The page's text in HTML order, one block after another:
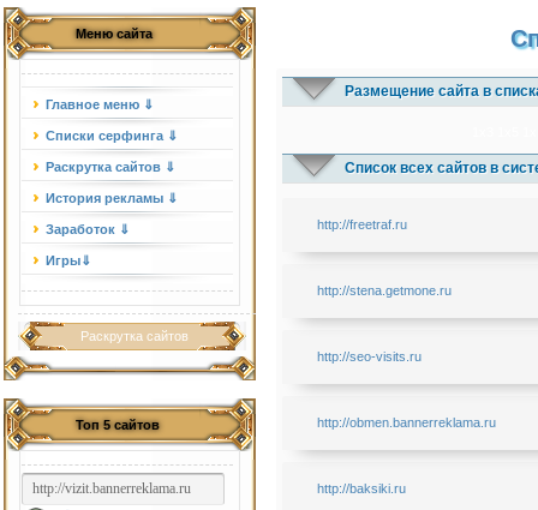
Меню сайта
Главное меню ⇓
Списки серфинга ⇓
Раскрутка сайтов ⇓
История рекламы ⇓
Заработок ⇓
Игры⇓
Раскрутка сайтов
Топ 5 сайтов
Размещение сайта в
Список всех сайтов в
http://freetraf.ru
http://stena.getmone.ru
http://seo-visits.ru
http://obmen.bannerreklama.ru
http://baksiki.ru